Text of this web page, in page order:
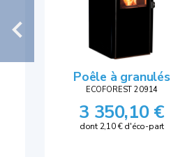
Poêle à granulés
ECOFOREST 20914
3 350,10 €
dont 2,10 € d'éco-part